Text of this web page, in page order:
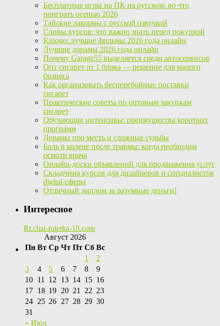
Бесплатные игры на ПК на русском: во что
поиграть осенью 2026
Тайские лакорны с русской озвучкой
Сливы курсов: что важно знать перед покупкой
Kinogo: лучшие фильмы 2026 года онлайн
Лучшие дорамы 2026 года онлайн
Почему Garage55 выделяется среди автосервисов
Опт сигарет от 1 блока — решение для малого
бизнеса
Как организовать бесперебойные поставки
сигарет
Практические советы по оптовым закупкам
сигарет
Обучающие интенсивы: преимущества коротких
программ
Дорамы про месть и сложные судьбы
Боль в колене после травмы: когда необходим
осмотр врача
Онлайн-доски объявлений для продвижения услуг
Складчина курсов для дизайнеров и специалистов
digital-сферы
Отличный диплом за разумные деньги!
Интересное
Rt.chat-ruletka-18.com
Август 2026
Пн Вт Ср Чт Пт Сб Вс
« Июл
1
2
3
4 5 6 7 8
9
10 11 12 13 14 15 16
17 18 19 20 21 22 23
24 25 26 27 28 29 30
31